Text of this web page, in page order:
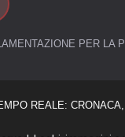
PER LA
REALE: